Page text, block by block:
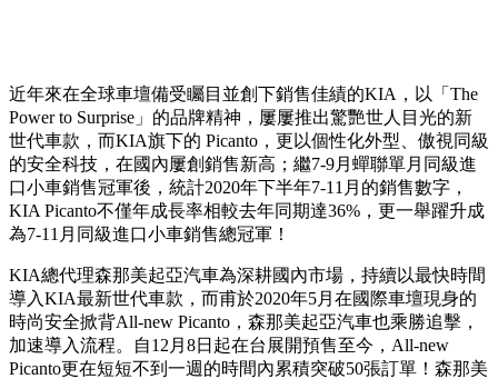
近年來在全球車壇備受矚目並創下銷售佳績的KIA，以「The
Power to Surprise」的品牌精神，屢屢推出驚艷世人目光的新
世代車款，而KIA旗下的 Picanto，更以個性化外型、傲視同級
的安全科技，在國內屢創銷售新高；繼7-9月蟬聯單月同級進
口小車銷售冠軍後，統計2020年下半年7-11月的銷售數字，
KIA Picanto不僅年成長率相較去年同期達36%，更一舉躍升成
為7-11月同級進口小車銷售總冠軍！
KIA總代理森那美起亞汽車為深耕國內市場，持續以最快時間
導入KIA最新世代車款，而甫於2020年5月在國際車壇現身的
時尚安全掀背All-new Picanto，森那美起亞汽車也乘勝追擊，
加速導入流程。自12月8日起在台展開預售至今，All-new
Picanto更在短短不到一週的時間內累積突破50張訂單！森那美